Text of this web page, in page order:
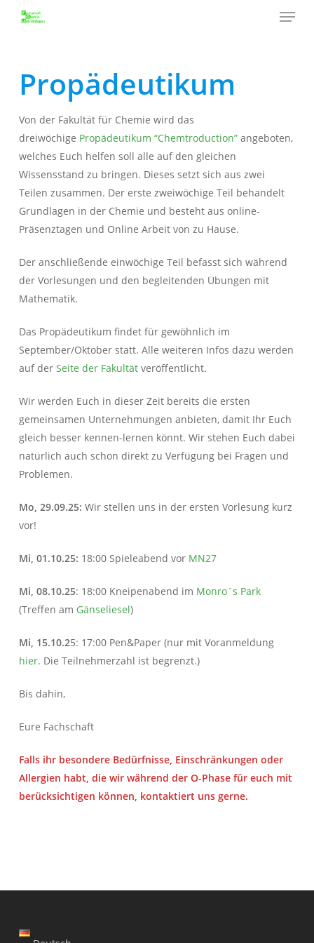
Menu
Propädeutikum
Von der Fakultät für Chemie wird das
dreiwöchige Propädeutikum “Chemtroduction”angeboten,
welches Euch helfen soll alle auf den gleichen
Wissensstand zu bringen. Dieses setzt sich aus zwei
Teilen zusammen. Der erste zweiwöchige Teil behandelt
Grundlagen in der Chemie und besteht aus online-
Präsenztagen und Online Arbeit von zu Hause.
Der anschließende einwöchige Teil befasst sich während
der Vorlesungen und den begleitenden Übungen mit
Mathematik.
Das Propädeutikum findet für gewöhnlich im
September/Oktober statt. Alle weiteren Infos dazu werden
auf der Seite der Fakultätveröffentlicht.
Wir werden Euch in dieser Zeit bereits die ersten
gemeinsamen Unternehmungen anbieten, damit Ihr Euch
gleich besser kennen-lernen könnt. Wir stehen Euch dabei
natürlich auch schon direkt zu Verfügung bei Fragen und
Problemen.
Mo, 29.09.25: Wir stellen uns in der ersten Vorlesung kurz
vor!
Mi, 01.10.25: 18:00 Spieleabend vor MN27
Mi, 08.10.25: 18:00 Kneipenabend im Monro´s Park
(Treffen am Gänseliesel)
Mi, 15.10.25: 17:00 Pen&Paper (nur mit Voranmeldung
hier. Die Teilnehmerzahl ist begrenzt.)
Bis dahin,
Eure Fachschaft
Falls ihr besondere Bedürfnisse, Einschränkungen oder
Allergien habt, die wir während der O-Phase für euch mit
berücksichtigen können, kontaktiert uns gerne.